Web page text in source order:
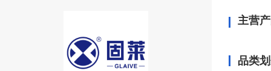
主营
品类